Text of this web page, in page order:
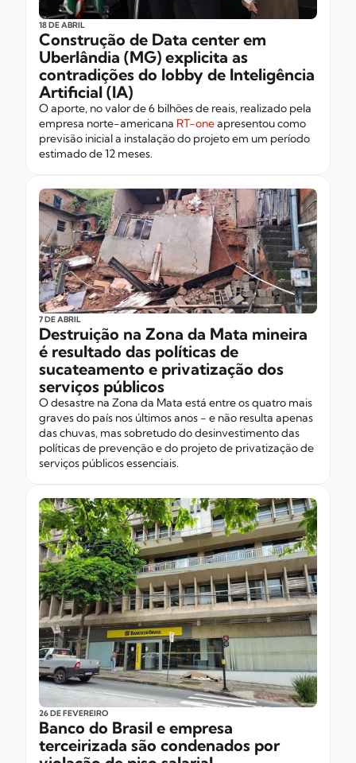
18 DE ABRIL
Construção de Data center em
Uberlândia (MG) explicita as
contradições do lobby de Inteligência
Artificial (IA)
O aporte, no valor de 6 bilhões de reais, realizado pela
empresa norte-americana RT-oneapresentou como
previsão inicial a instalação do projeto em um período
estimado de 12 meses.
7 DE ABRIL
Destruição na Zona da Mata mineira
é resultado das políticas de
sucateamento e privatização dos
serviços públicos
O desastre na Zona da Mata está entre os quatro mais
graves do país nos últimos anos - e não resulta apenas
das chuvas, mas sobretudo do desinvestimento das
políticas de prevenção e do projeto de privatização de
serviços públicos essenciais.
26 DE FEVEREIRO
Banco do Brasil e empresa
terceirizada são condenados por